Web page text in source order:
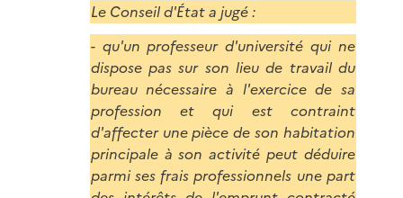
Le Conseil d'État a jugé :
- qu'un professeur d'université qui ne
dispose pas sur son lieu de travail du
bureau nécessaire à l'exercice de sa
profession et qui est contraint
d'affecter une pièce de son habitation
principale à son activité peut déduire
parmi ses frais professionnels une part